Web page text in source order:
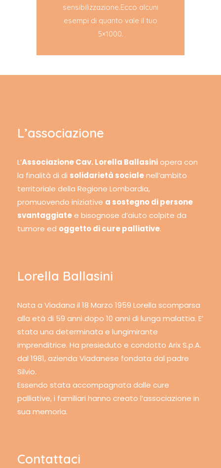
sensibilizzazione.Ecco alcuni
esempi di quanto vale il tuo
5×1000.
L’associazione
L’Associazione Cav. Lorella Ballasiniopera con
la finalità di di solidarietà socialenell’ambito
territoriale della Regione Lombardia,
promuovendo iniziative a sostegno di persone
svantaggiatee bisognose d’aiuto colpite da
tumore ed oggetto di cure palliative.
Lorella Ballasini
Nata a Viadana il 18 Marzo 1959 Lorella scomparsa
alla età di 59 anni dopo 10 anni di lunga malattia. E’
stata una determinata e lungimirante
imprenditrice. Ha presieduto e condotto Arix S.p.A.
dal 1981, azienda Viadanese fondata dal padre
Silvio.
Essendo stata accompagnata dalle cure
palliative, i familiari hanno creato l’associazione in
sua memoria.
Contattaci